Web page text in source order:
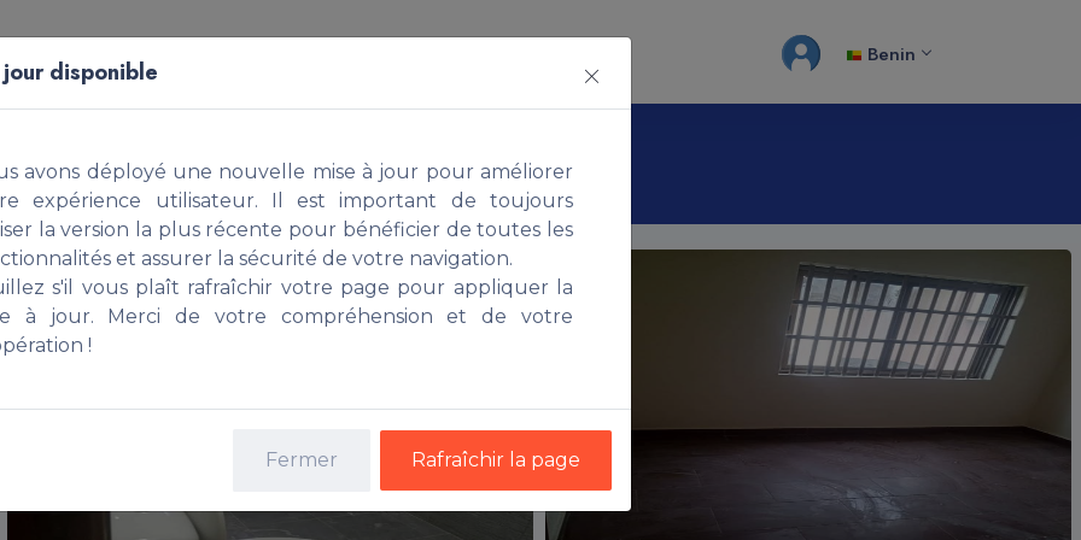
Benin
Akogbato, COTONOU
disponible
avons déployé une nouvelle mise à jour pour améliorer
expérience utilisateur. Il est important de toujours
la version la plus récente pour bénéficier de toutes les
et assurer la sécurité de votre navigation.
s'il vous plaît rafraîchir votre page pour appliquer la
à jour. Merci de votre compréhension et de votre
!
Fermer Rafraîchir la page